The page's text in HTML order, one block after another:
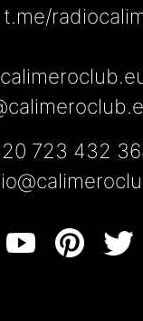
t.me/
723 432